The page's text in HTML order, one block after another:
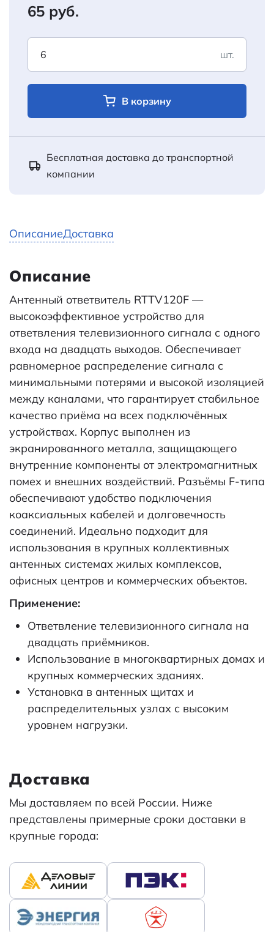
65 руб.
шт.
В корзину
Бесплатная доставка до транспортной
компании
ОписаниеДоставка
Описание
Антенный ответвитель RTTV120F —
высокоэффективное устройство для
ответвления телевизионного сигнала с одного
входа на двадцать выходов. Обеспечивает
равномерное распределение сигнала с
минимальными потерями и высокой изоляцией
между каналами, что гарантирует стабильное
качество приёма на всех подключённых
устройствах. Корпус выполнен из
экранированного металла, защищающего
внутренние компоненты от электромагнитных
помех и внешних воздействий. Разъёмы F-типа
обеспечивают удобство подключения
коаксиальных кабелей и долговечность
соединений. Идеально подходит для
использования в крупных коллективных
антенных системах жилых комплексов,
офисных центров и коммерческих объектов.
Применение:
Ответвление телевизионного сигнала на
двадцать приёмников.
Использование в многоквартирных домах и
крупных коммерческих зданиях.
Установка в антенных щитах и
распределительных узлах с высоким
уровнем нагрузки.
Доставка
Мы доставляем по всей России. Ниже
представлены примерные сроки доставки в
крупные города: